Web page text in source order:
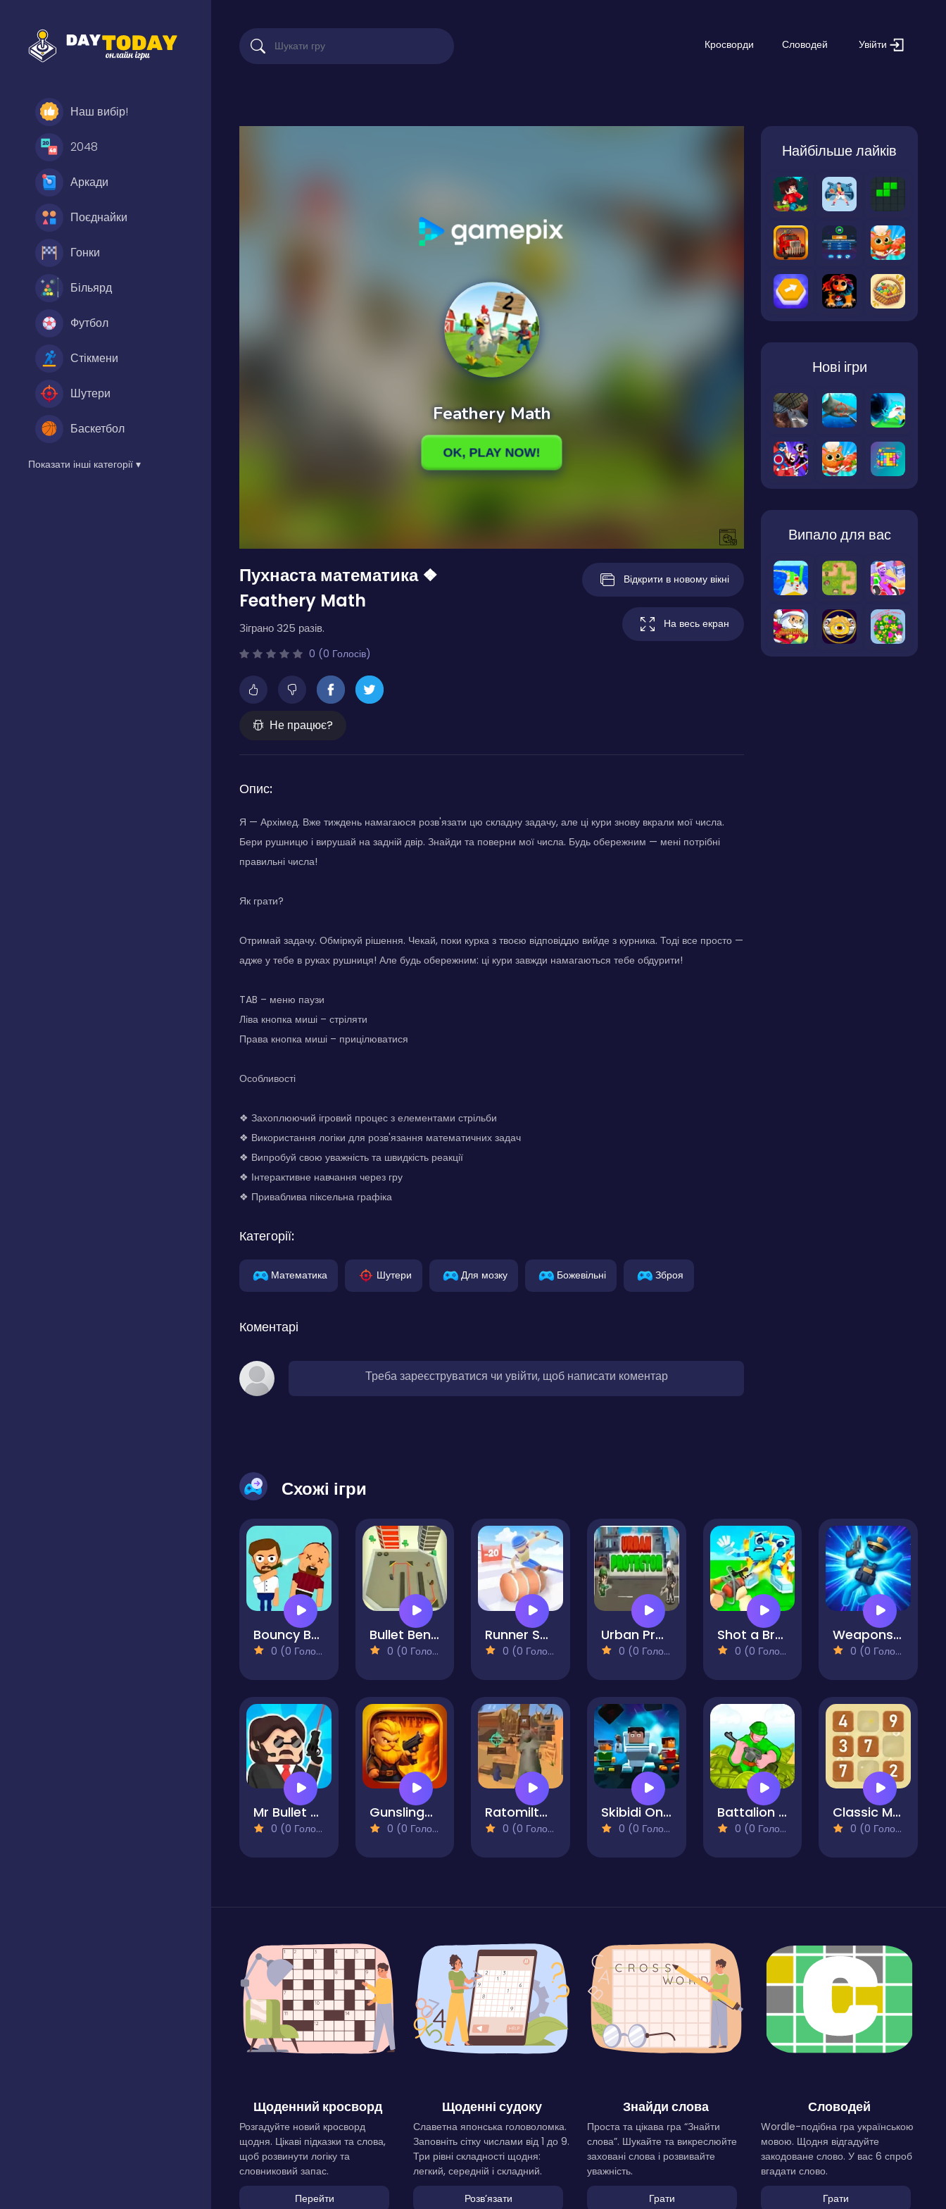
Наш вибір!
2048
Аркади
Поєднайки
Гонки
Більярд
Футбол
Стікмени
Шутери
Баскетбол
Показати інші категорії ▾
Кросворди Словодей Увійти
Пухнаста математика ❖
Feathery Math
Зіграно 325 разів.
0 (0 Голосів)
Не працює?
Відкрити в новому вікні
На весь екран
Опис:
Я — Архімед. Вже тиждень намагаюся розв'язати цю складну задачу, але ці кури знову вкрали мої числа.
Бери рушницю і вирушай на задній двір. Знайди та поверни мої числа. Будь обережним — мені потрібні
правильні числа!
Як грати?
Отримай задачу. Обміркуй рішення. Чекай, поки курка з твоєю відповіддю вийде з курника. Тоді все просто —
адже у тебе в руках рушниця! Але будь обережним: ці кури завжди намагаються тебе обдурити!
TAB – меню паузи
Ліва кнопка миші – стріляти
Права кнопка миші – прицілюватися
Особливості
❖ Захоплюючий ігровий процес з елементами стрільби
❖ Використання логіки для розв'язання математичних задач
❖ Випробуй свою уважність та швидкість реакції
❖ Інтерактивне навчання через гру
❖ Приваблива піксельна графіка
Категорії:
Математика Шутери Для мозку Божевільні Зброя
Коментарі
Треба зареєструватися чи увійти, щоб написати коментар
Найбільше лайків
Нові ігри
Випало для вас
Схожі ігри
Bouncy Bullet - Physics Puzzles
0 (0 Голосів)
Bullet Bender
0 (0 Голосів)
Runner Soldiers
0 (0 Голосів)
Urban Protector Pro
0 (0 Голосів)
Shot a Brainrot!
0 (0 Голосів)
Weapons and Ragdolls
0 (0 Голосів)
Mr Bullet - Spy Puzzle
0 (0 Голосів)
Gunslinger Legend
0 (0 Голосів)
Ratomilton Extreme Gunner
0 (0 Голосів)
Skibidi Online
0 (0 Голосів)
Battalion Commander
0 (0 Голосів)
Classic Master Sudoku
0 (0 Голосів)
Щоденний кросворд
Розгадуйте новий кросворд
щодня. Цікаві підказки та слова,
щоб розвинути логіку та
словниковий запас.
Перейти
Щоденні судоку
Славетна японська головоломка.
Заповніть сітку числами від 1 до 9.
Три рівні складності щодня:
легкий, середній і складний.
Розвʼязати
Знайди слова
Проста та цікава гра “Знайти
слова”. Шукайте та викреслюйте
заховані слова і розвивайте
уважність.
Грати
Словодей
Wordle-подібна гра українською
мовою. Щодня відгадуйте
закодоване слово. У вас 6 спроб
вгадати слово.
Грати